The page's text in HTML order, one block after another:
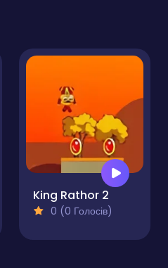
King Rathor 2
0 (0 Голосів)